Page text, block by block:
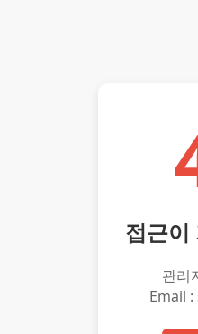
접근이
관리
Email